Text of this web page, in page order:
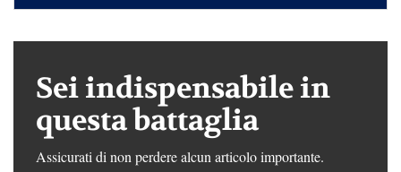
Sei indispensabile in
questa battaglia
Assicurati di non perdere alcun articolo importante.